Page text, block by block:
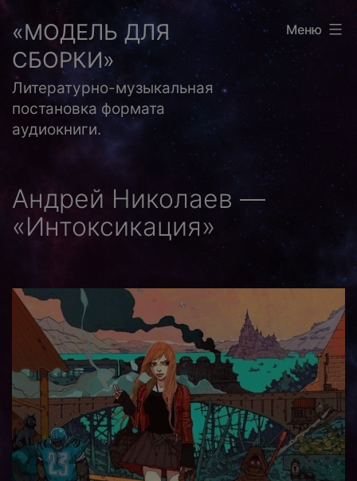
Перейти
содержимому
«МОДЕЛЬ ДЛЯ
СБОРКИ»
Литературно-музыкальная
постановка формата
аудиокниги.
Меню
Андрей Николаев —
«Интоксикация»